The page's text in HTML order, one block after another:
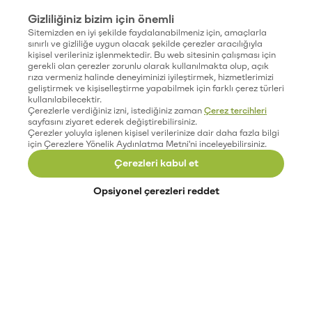
Gizliliğiniz bizim için önemli
Sitemizden en iyi şekilde faydalanabilmeniz için, amaçlarla
sınırlı ve gizliliğe uygun olacak şekilde çerezler aracılığıyla
kişisel verileriniz işlenmektedir. Bu web sitesinin çalışması için
gerekli olan çerezler zorunlu olarak kullanılmakta olup, açık
rıza vermeniz halinde deneyiminizi iyileştirmek, hizmetlerimizi
geliştirmek ve kişiselleştirme yapabilmek için farklı çerez türleri
kullanılabilecektir.
Çerezlerle verdiğiniz izni, istediğiniz zaman Çerez tercihleri
sayfasını ziyaret ederek değiştirebilirsiniz.
Çerezler yoluyla işlenen kişisel verilerinize dair daha fazla bilgi
için Çerezlere Yönelik Aydınlatma Metni'ni inceleyebilirsiniz.
Çerezleri kabul et
Opsiyonel çerezleri reddet